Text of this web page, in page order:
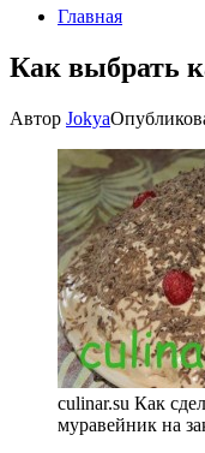
Главная
Как выбрать
Автор Jokya
culinar.su Как
муравейник на